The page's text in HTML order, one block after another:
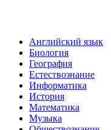
Английский язык
Биология
География
Естествознание
Информатика
История
Математика
Музыка